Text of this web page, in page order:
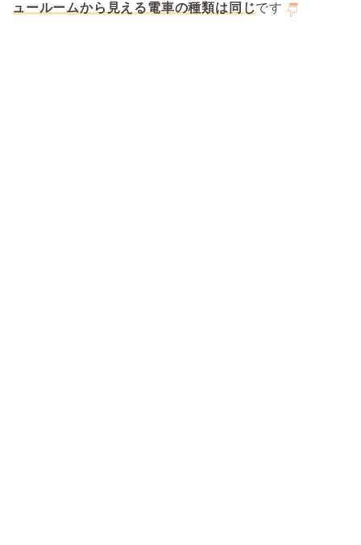
ュールームから見える電車の種類は同じです